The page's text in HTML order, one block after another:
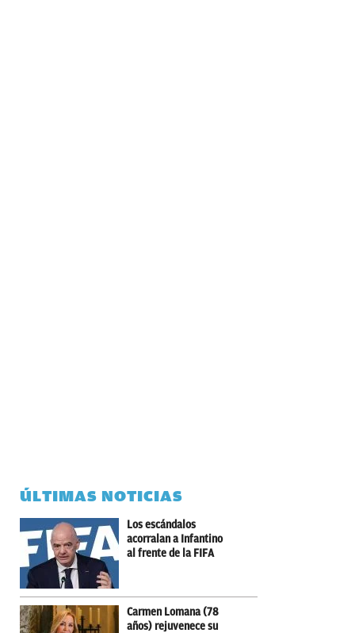
ÚLTIMAS NOTICIAS
Los escándalos
acorralan a Infantino
al frente de la FIFA
Carmen Lomana (78
años) rejuvenece su